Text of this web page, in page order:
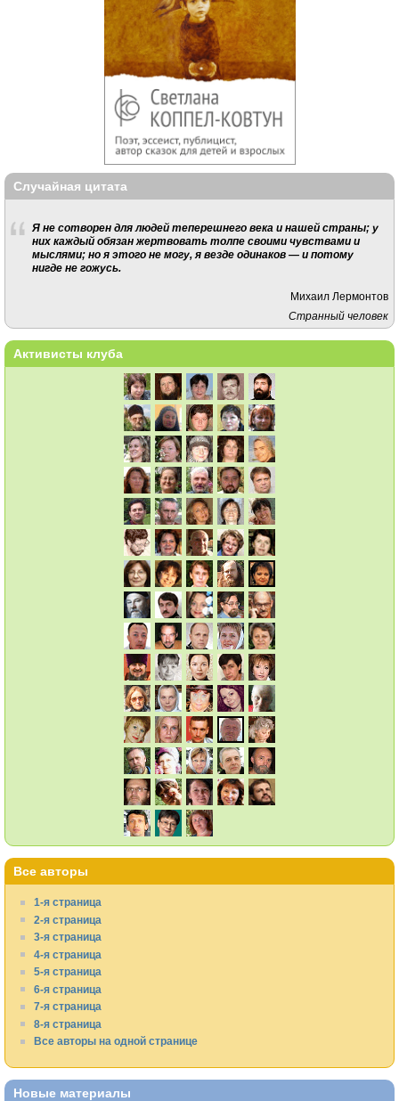
Случайная цитата
Я не сотворен для людей теперешнего века и нашей страны; у
них каждый обязан жертвовать толпе своими чувствами и
мыслями; но я этого не могу, я везде одинаков — и потому
нигде не гожусь.
Михаил Лермонтов
Странный человек
Активисты клуба
Все авторы
1-я страница
2-я страница
3-я страница
4-я страница
5-я страница
6-я страница
7-я страница
8-я страница
Все авторы на одной странице
Новые материалы